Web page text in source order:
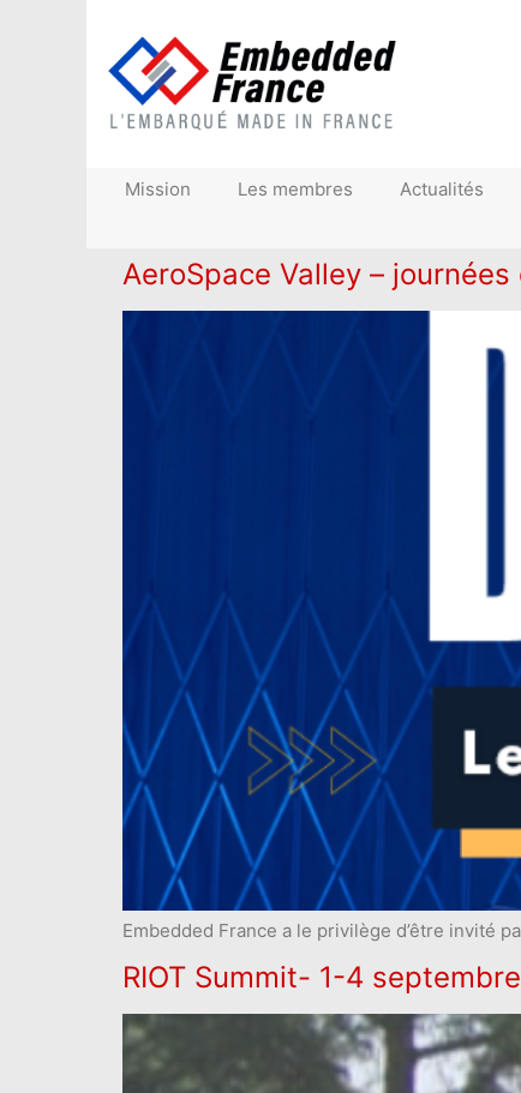
Mission Les membres Actualités
AeroSpace Valley –
Embedded France a le privilège d’être invité
RIOT Summit- 1-4